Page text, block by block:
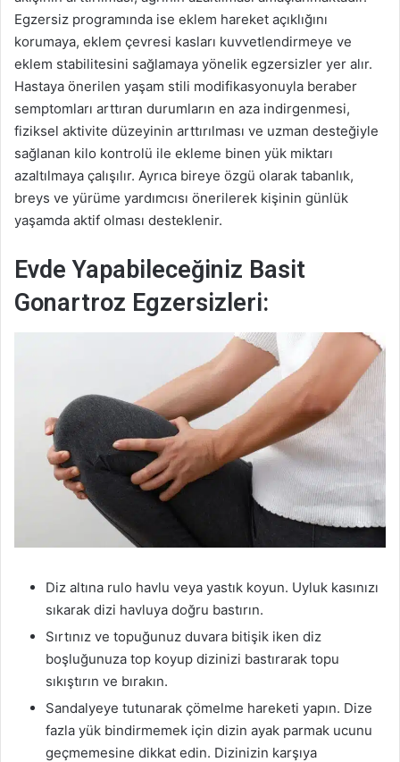
Egzersiz programında ise eklem hareket açıklığını
korumaya, eklem çevresi kasları kuvvetlendirmeye ve
eklem stabilitesini sağlamaya yönelik egzersizler yer alır.
Hastaya önerilen yaşam stili modifikasyonuyla beraber
semptomları arttıran durumların en aza indirgenmesi,
fiziksel aktivite düzeyinin arttırılması ve uzman desteğiyle
sağlanan kilo kontrolü ile ekleme binen yük miktarı
azaltılmaya çalışılır. Ayrıca bireye özgü olarak tabanlık,
breys ve yürüme yardımcısı önerilerek kişinin günlük
yaşamda aktif olması desteklenir.
Evde Yapabileceğiniz Basit
Gonartroz Egzersizleri:
Diz altına rulo havlu veya yastık koyun. Uyluk kasınızı
sıkarak dizi havluya doğru bastırın.
Sırtınız ve topuğunuz duvara bitişik iken diz
boşluğunuza top koyup dizinizi bastırarak topu
sıkıştırın ve bırakın.
Sandalyeye tutunarak çömelme hareketi yapın. Dize
fazla yük bindirmemek için dizin ayak parmak ucunu
geçmemesine dikkat edin. Dizinizin karşıya